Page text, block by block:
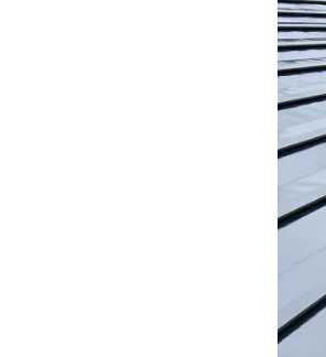
ニュース
プライバシーポリシー